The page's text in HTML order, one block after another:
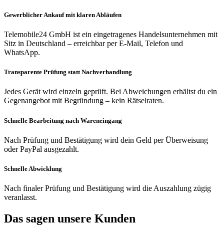
Gewerblicher Ankauf mit klaren Abläufen
Telemobile24 GmbH ist ein eingetragenes Handelsunternehmen mit
Sitz in Deutschland – erreichbar per E-Mail, Telefon und
WhatsApp.
Transparente Prüfung statt Nachverhandlung
Jedes Gerät wird einzeln geprüft. Bei Abweichungen erhältst du ein
Gegenangebot mit Begründung – kein Rätselraten.
Schnelle Bearbeitung nach Wareneingang
Nach Prüfung und Bestätigung wird dein Geld per Überweisung
oder PayPal ausgezahlt.
Schnelle Abwicklung
Nach finaler Prüfung und Bestätigung wird die Auszahlung zügig
veranlasst.
Das sagen unsere Kunden